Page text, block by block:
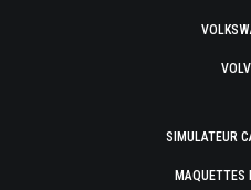
SIMULATEUR
MAQUETTES